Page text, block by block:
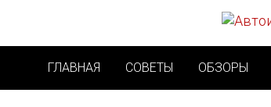
ГЛАВНАЯ СОВЕТЫ ОБЗОРЫ